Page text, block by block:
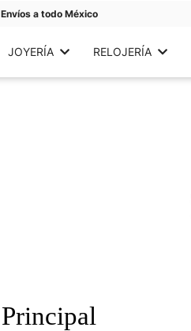
Envíos a todo México
JOYERÍA RELOJERÍA
Principal